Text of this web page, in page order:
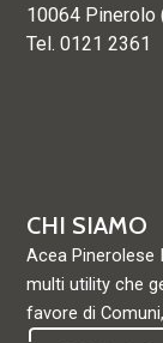
CHI SIAMO
Acea Pinerolese
multi utility che
favore di
10064 Pinerolo
Tel. 0121 2361